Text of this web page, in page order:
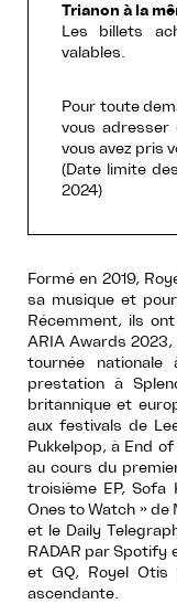
Trianon à la
Les billets
valables.
Pour toute
vous adresser
vous avez pris
(Date limite
2024)
Formé en 2019,
sa musique et
Récemment, ils
ARIA Awards
tournée
prestation à
britannique et
aux festivals de
Pukkelpop, à End
au cours du
troisième EP,
Ones to Watch » de
et le Daily
RADAR par Spotify
et GQ, Royel
ascendante.